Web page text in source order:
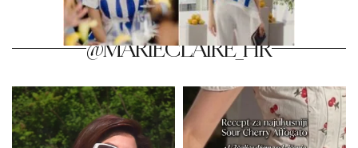
@MARIECLAIRE_HR